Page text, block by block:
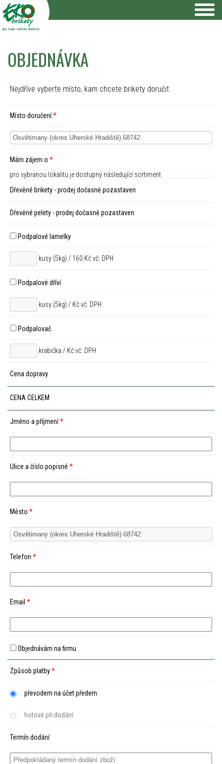
pro teplo Vašeho domova
OBJEDNÁVKA
Nejdříve vyberte místo, kam chcete brikety doručit.
Místo doručení:*
Mám zájem o *
pro vybranou lokalitu je dostupný následující sortiment
Dřevěné brikety - prodej dočasně pozastaven
Dřevěné pelety - prodej dočasně pozastaven
Podpalové lamelky
kusy (5kg) / 160 Kč vč. DPH
Podpalové dříví
kusy (5kg) / Kč vč. DPH
Podpalovač
krabička / Kč vč. DPH
Cena dopravy
CENA CELKEM
Jméno a příjmení*
Ulice a číslo popisné *
Město *
Telefon *
Email *
Objednávám na firmu
Způsob platby*
převodem na účet předem
hotově při dodání
Termín dodání